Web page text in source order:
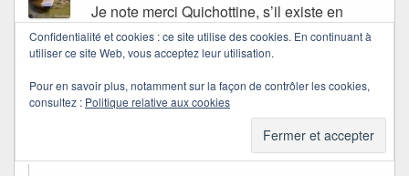
Je note merci Quichottine, s’il existe en
édition bilingue, c’est une bonne idée pour
entretenir l’espoir de parler espagnol mieux
que Nerval (El Desdichado! ;-)! Et ne jamais
dire :
« Fuentes, je ne boirais pas de ton eau! »
Confidentialité et cookies : ce site utilise des cookies. En continuant à
utiliser ce site Web, vous acceptez leur utilisation.
Pour en savoir plus, notamment sur la façon de contrôler les cookies,
consultez : Politique relative aux cookies